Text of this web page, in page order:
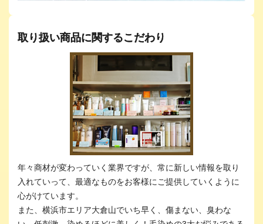
取り扱い商品に関するこだわり
年々商材が変わっていく業界ですが、常に新しい情報を取り
入れていって、最適なものをお客様にご提供していくように
心がけています。
また、横浜市エリア大倉山でいち早く、傷まない、臭わな